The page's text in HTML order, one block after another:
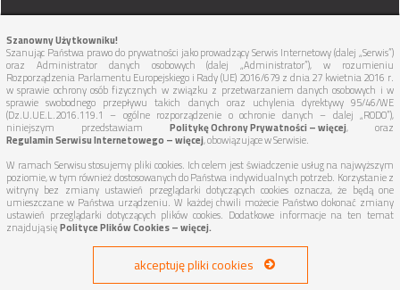
Regulamin serwisu
Polityka Ochrony Prywatności
Polityka Plików Cookies
Inne Mapa strony Reklama
Szanowny Użytkowniku!
Szanując Państwa prawo do prywatności jako prowadzący Serwis Internetowy (dalej „Serwis”)
oraz Administrator danych osobowych (dalej „Administrator”), w rozumieniu
Rozporządzenia Parlamentu Europejskiego i Rady (UE) 2016/679 z dnia 27 kwietnia 2016 r.
w sprawie ochrony osób fizycznych w związku z przetwarzaniem danych osobowych i w
sprawie swobodnego przepływu takich danych oraz uchylenia dyrektywy 95/46/WE
(Dz.U.UE.L.2016.119.1 – ogólne rozporządzenie o ochronie danych – dalej „RODO”),
niniejszym przedstawiam Politykę Ochrony Prywatności – więcej, oraz
Regulamin Serwisu Internetowego – więcej, obowiązujące w Serwisie.
W ramach Serwisu stosujemy pliki cookies. Ich celem jest świadczenie usług na najwyższym
poziomie, w tym również dostosowanych do Państwa indywidualnych potrzeb. Korzystanie z
witryny bez zmiany ustawień przeglądarki dotyczących cookies oznacza, że będą one
umieszczane w Państwa urządzeniu. W każdej chwili możecie Państwo dokonać zmiany
ustawień przeglądarki dotyczących plików cookies. Dodatkowe informacje na ten temat
znajdują sięPolityce Plików Cookies – więcej.
akceptuję pliki cookies